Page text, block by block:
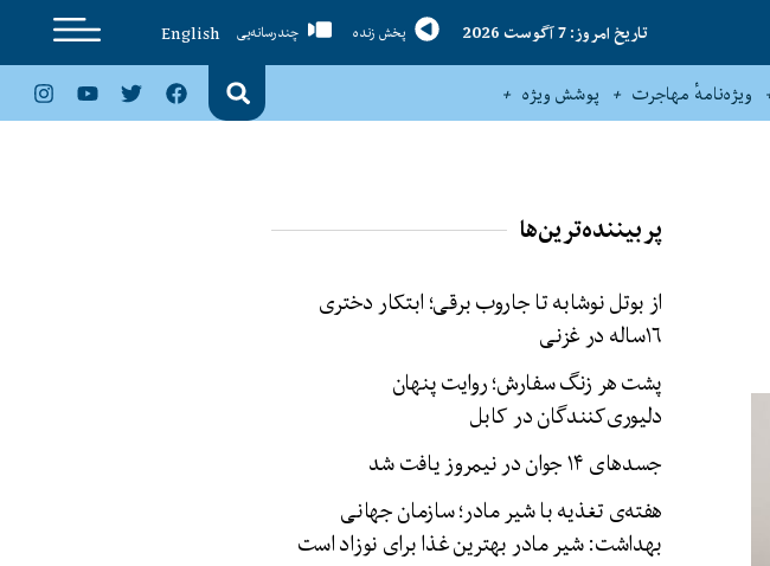
تاریخ امروز: 7 آگوست 2026 پخش زنده چندرسانه‌یی
English
ویژه‌نامهٔ مهاجرت پوشش ویژه
پربیننده‌ترین‌ها
از بوتل نوشابه تا جاروب برقی؛ ابتکار دختری
۱۶‌ساله در غزنی
پشت هر زنگ سفارش؛ روایت پنهان
دلیوری‌کنندگان در کابل
جسدهای ۱۴ جوان در نیمروز یافت شد
هفته‌ی تغذیه با شیر مادر؛ سازمان جهانی
بهداشت: شیر مادر بهترین غذا برای نوزاد است